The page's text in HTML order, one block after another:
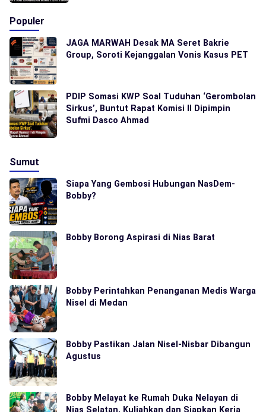
Populer
JAGA MARWAH Desak MA Seret Bakrie
Group, Soroti Kejanggalan Vonis Kasus PET
PDIP Somasi KWP Soal Tuduhan ‘Gerombolan
Sirkus’, Buntut Rapat Komisi II Dipimpin
Sufmi Dasco Ahmad
Sumut
Siapa Yang Gembosi Hubungan NasDem-
Bobby?
Bobby Borong Aspirasi di Nias Barat
Bobby Perintahkan Penanganan Medis Warga
Nisel di Medan
Bobby Pastikan Jalan Nisel-Nisbar Dibangun
Agustus
Bobby Melayat ke Rumah Duka Nelayan di
Nias Selatan, Kuliahkan dan Siapkan Kerja